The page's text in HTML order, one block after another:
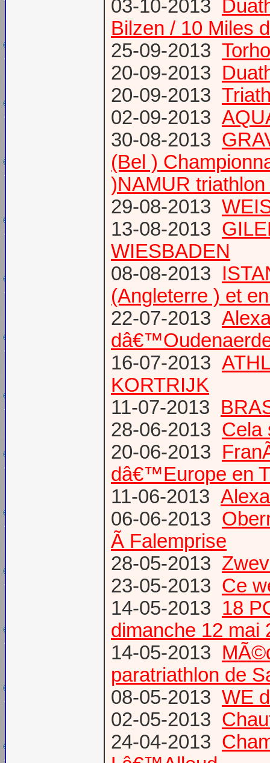
03-10-2013
Bilzen / 10 Miles
25-09-2013
20-09-2013
20-09-2013
02-09-2013
30-08-2013
(Bel )
)NAMUR
29-08-2013
13-08-2013
WIESBADEN
08-08-2013
(Angleterre ) et
22-07-2013
16-07-2013
KORTRIJK
11-07-2013
28-06-2013 Cela
20-06-2013
dâ€™Europe en
11-06-2013
06-06-2013
Ã Falemprise
28-05-2013
23-05-2013 Ce
14-05-2013 18
dimanche 12 mai
14-05-2013
paratriathlon de
08-05-2013 WE
02-05-2013
24-04-2013